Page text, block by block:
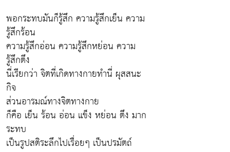
พอกระทบมันก็รู้สึก ความรู้สึกเย็น ความ
รู้สึกร้อน
ความรู้สึกอ่อน ความรู้สึกหย่อน ความ
รู้สึกตึง
นี่เรียกว่า จิตที่เกิดทางกายทำนี่ ผุสสนะ
กิจ
ส่วนอารมณ์ทางจิตทางกาย
ก็คือ เย็น ร้อน อ่อน แข็ง หย่อน ตึง มาก
ระทบ
เป็นรูปสติระลึกไปเรื่อยๆ เป็นปรมัตถ์